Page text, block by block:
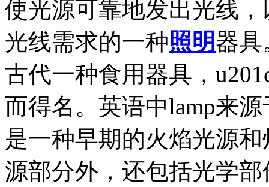
使光源可靠地发出光线
光线需求的一种照明器具
古代一种食用器具，
而得名。英语中lamp来
是一种早期的火焰光源
源部分外，还包括光学